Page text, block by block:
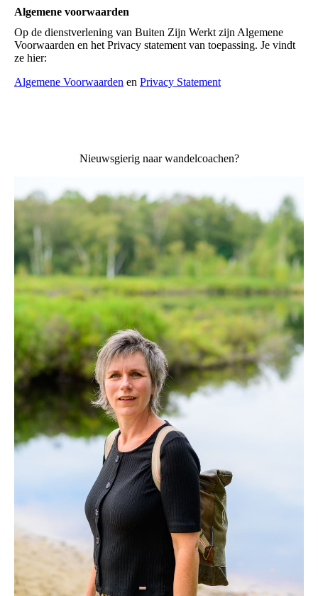
Algemene voorwaarden
Op de dienstverlening van Buiten Zijn Werkt zijn Algemene
Voorwaarden en het Privacy statement van toepassing. Je vindt
ze hier:
Algemene Voorwaarden en Privacy Statement
Nieuwsgierig naar wandelcoachen?